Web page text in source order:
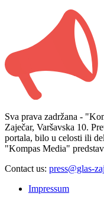
Sva prava zadržana -
Zaječar, Varšavska 10.
portala, bilo u celosti ili
"Kompas Media"
Contact us: press@glas-
Impressum